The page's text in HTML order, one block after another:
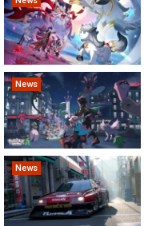
News
News